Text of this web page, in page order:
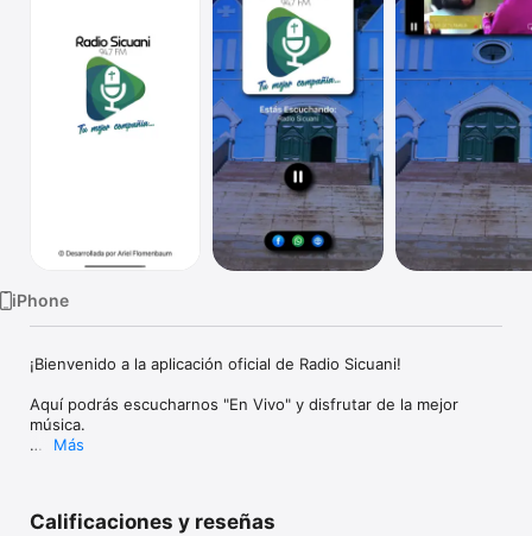
iPhone
¡Bienvenido a la aplicación oficial de Radio Sicuani!
Aquí podrás escucharnos "En Vivo" y disfrutar de la mejor
música.
Más
Calificaciones y reseñas